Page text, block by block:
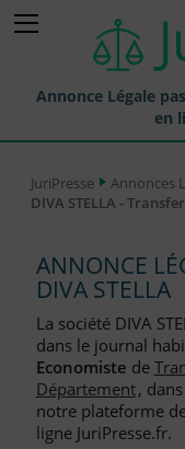
Annonce Légale
en
Annonces Légales
Journaux Habilités
Départements pour
Liste des Greffes
Liste des CCI
JuriPresse
Annonces
DIVA STELLA -
ANNONCE
DIVA STELLA
La société DIVA
dans le journal
Economiste de
Département,
notre plateforme
ligne JuriPresse.fr.